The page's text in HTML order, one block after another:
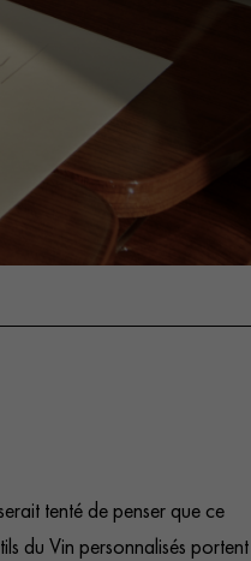
tenté de penser que ce
du Vin personnalisés portent